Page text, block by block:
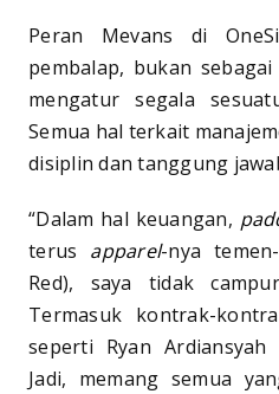
Peran Mevans di
pembalap, bukan
mengatur segala
Semua hal terkait
disiplin dan tanggung
“Dalam hal keuangan,
terus apparel-nya
Red), saya tidak
Termasuk kontrak-
seperti Ryan Ardiansyah
Jadi, memang semua